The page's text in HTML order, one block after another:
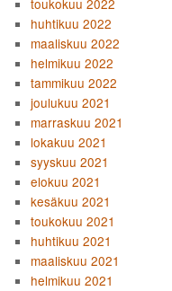
huhtikuu 2022
maaliskuu 2022
helmikuu 2022
tammikuu 2022
joulukuu 2021
marraskuu 2021
lokakuu 2021
syyskuu 2021
elokuu 2021
kesäkuu 2021
toukokuu 2021
huhtikuu 2021
maaliskuu 2021
helmikuu 2021